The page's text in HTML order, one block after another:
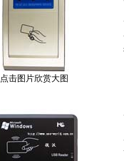
点击图片欣赏大图